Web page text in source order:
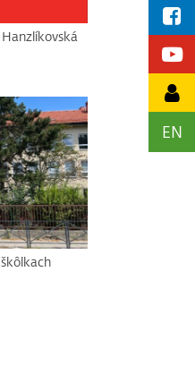
EN